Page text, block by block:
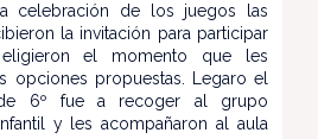
celebración de los juegos las
la invitación para participar
el momento que les
opciones propuestas. Legaro el
6º fue a recoger al grupo
y les acompañaron al aula